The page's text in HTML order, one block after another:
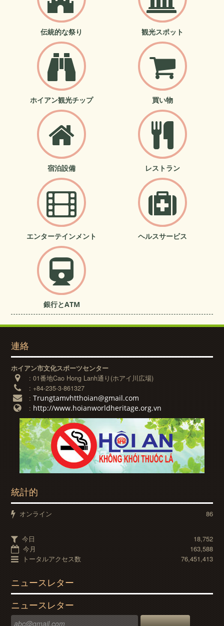
伝統的な祭り 観光スポット
ホイアン観光チップ 買い物
宿泊設備 レストラン
エンターテインメント ヘルスサービス
銀行とATM
連絡
ホイアン市文化スポーツセンター
:01番地Cao Hong Lanh通り(ホアイ川広場)
:+84-235-3-861327
:Trungtamvhtthoian@gmail.com
: http://www.hoianworldheritage.org.vn
統計的
オンライン 86
今日
18,752
今月
163,588
トータルアクセス数
76,451,413
ニュースレター
ニュースレター